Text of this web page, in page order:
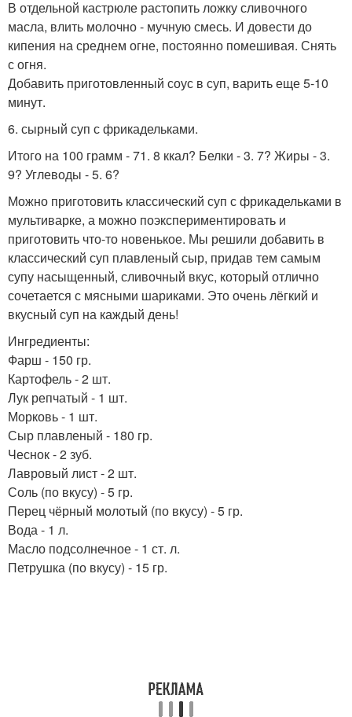
В отдельной кастрюле растопить ложку сливочного
масла, влить молочно - мучную смесь. И довести до
кипения на среднем огне, постоянно помешивая. Снять
с огня.
Добавить приготовленный соус в суп, варить еще 5-10
минут.
6. сырный суп с фрикадельками.
Итого на 100 грамм - 71. 8 ккал? Белки - 3. 7? Жиры - 3.
9? Углеводы - 5. 6?
Можно приготовить классический суп с фрикадельками в
мультиварке, а можно поэкспериментировать и
приготовить что-то новенькое. Мы решили добавить в
классический суп плавленый сыр, придав тем самым
супу насыщенный, сливочный вкус, который отлично
сочетается с мясными шариками. Это очень лёгкий и
вкусный суп на каждый день!
Ингредиенты:
Фарш - 150 гр.
Картофель - 2 шт.
Лук репчатый - 1 шт.
Морковь - 1 шт.
Сыр плавленый - 180 гр.
Чеснок - 2 зуб.
Лавровый лист - 2 шт.
Соль (по вкусу) - 5 гр.
Перец чёрный молотый (по вкусу) - 5 гр.
Вода - 1 л.
Масло подсолнечное - 1 ст. л.
Петрушка (по вкусу) - 15 гр.